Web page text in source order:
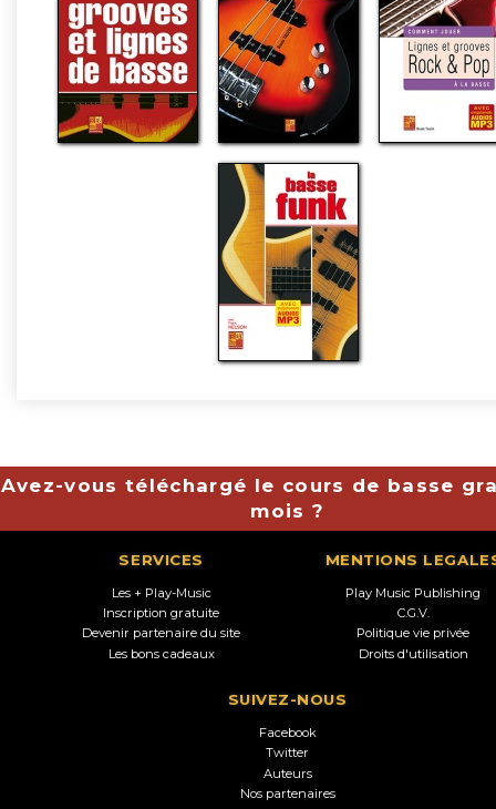
Avez-vous téléchargé le cours de basse
mois ?
SERVICES
Les + Play-Music
Inscription gratuite
Devenir partenaire du site
Les bons cadeaux
MENTIONS
Play Music Publishing
C.G.V.
Politique vie privée
Droits d'utilisation
SUIVEZ-NOUS
Facebook
Twitter
Auteurs
Nos partenaires